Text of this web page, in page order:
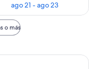
ago 21 - ago 23
o más
de hotel con cama,